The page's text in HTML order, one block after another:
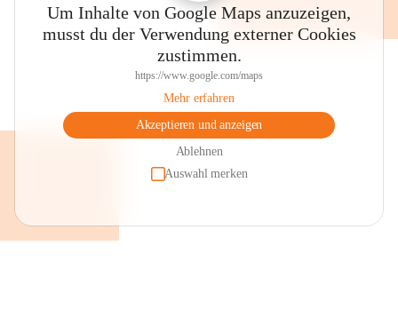
Um Inhalte von Google Maps anzuzeigen,
musst du der Verwendung externer Cookies
zustimmen.
https://www.google.com/maps
Mehr erfahren
Akzeptieren und anzeigen
Ablehnen
Auswahl merken